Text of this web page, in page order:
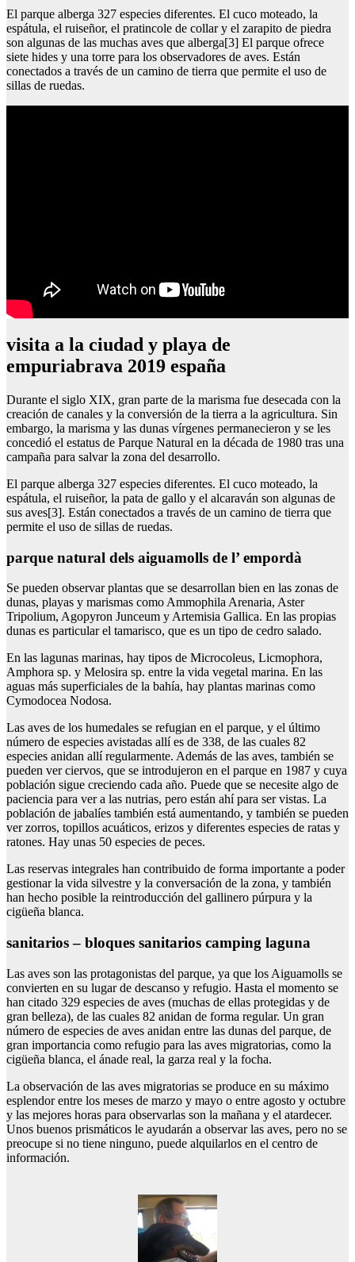
El parque alberga 327 especies diferentes. El cuco moteado, la
espátula, el ruiseñor, el pratincole de collar y el zarapito de piedra
son algunas de las muchas aves que alberga[3] El parque ofrece
siete hides y una torre para los observadores de aves. Están
conectados a través de un camino de tierra que permite el uso de
sillas de ruedas.
visita a la ciudad y playa de
empuriabrava 2019 españa
Durante el siglo XIX, gran parte de la marisma fue desecada con la
creación de canales y la conversión de la tierra a la agricultura. Sin
embargo, la marisma y las dunas vírgenes permanecieron y se les
concedió el estatus de Parque Natural en la década de 1980 tras una
campaña para salvar la zona del desarrollo.
El parque alberga 327 especies diferentes. El cuco moteado, la
espátula, el ruiseñor, la pata de gallo y el alcaraván son algunas de
sus aves[3]. Están conectados a través de un camino de tierra que
permite el uso de sillas de ruedas.
parque natural dels aiguamolls de l’ empordà
Se pueden observar plantas que se desarrollan bien en las zonas de
dunas, playas y marismas como Ammophila Arenaria, Aster
Tripolium, Agopyron Junceum y Artemisia Gallica. En las propias
dunas es particular el tamarisco, que es un tipo de cedro salado.
En las lagunas marinas, hay tipos de Microcoleus, Licmophora,
Amphora sp. y Melosira sp. entre la vida vegetal marina. En las
aguas más superficiales de la bahía, hay plantas marinas como
Cymodocea Nodosa.
Las aves de los humedales se refugian en el parque, y el último
número de especies avistadas allí es de 338, de las cuales 82
especies anidan allí regularmente. Además de las aves, también se
pueden ver ciervos, que se introdujeron en el parque en 1987 y cuya
población sigue creciendo cada año. Puede que se necesite algo de
paciencia para ver a las nutrias, pero están ahí para ser vistas. La
población de jabalíes también está aumentando, y también se pueden
ver zorros, topillos acuáticos, erizos y diferentes especies de ratas y
ratones. Hay unas 50 especies de peces.
Las reservas integrales han contribuido de forma importante a poder
gestionar la vida silvestre y la conversación de la zona, y también
han hecho posible la reintroducción del gallinero púrpura y la
cigüeña blanca.
sanitarios – bloques sanitarios camping laguna
Las aves son las protagonistas del parque, ya que los Aiguamolls se
convierten en su lugar de descanso y refugio. Hasta el momento se
han citado 329 especies de aves (muchas de ellas protegidas y de
gran belleza), de las cuales 82 anidan de forma regular. Un gran
número de especies de aves anidan entre las dunas del parque, de
gran importancia como refugio para las aves migratorias, como la
cigüeña blanca, el ánade real, la garza real y la focha.
La observación de las aves migratorias se produce en su máximo
esplendor entre los meses de marzo y mayo o entre agosto y octubre
y las mejores horas para observarlas son la mañana y el atardecer.
Unos buenos prismáticos le ayudarán a observar las aves, pero no se
preocupe si no tiene ninguno, puede alquilarlos en el centro de
información.